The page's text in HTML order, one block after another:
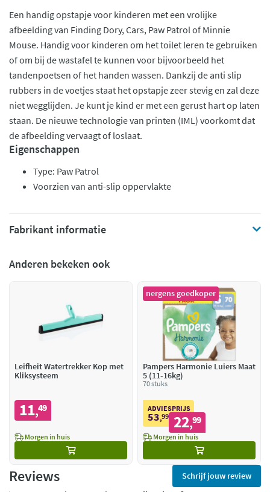
Een handig opstapje voor kinderen met een vrolijke
afbeelding van Finding Dory, Cars, Paw Patrol of Minnie
Mouse. Handig voor kinderen om het toilet leren te gebruiken
of om bij de wastafel te kunnen voor bijvoorbeeld het
tandenpoetsen of het handen wassen. Dankzij de anti slip
rubbers in de voetjes staat het opstapje zeer stevig en zal deze
niet wegglijden. Je kunt je kind er met een gerust hart op laten
staan. De nieuwe technologie van printen (IML) voorkomt dat
de afbeelding vervaagt of loslaat.
Eigenschappen
Type: Paw Patrol
Voorzien van anti-slip oppervlakte
Fabrikant informatie
Anderen bekeken ook
Leifheit Watertrekker Kop met
Kliksysteem
11,49
Morgen in huis
nergens goedkoper
Pampers Harmonie Luiers Maat
5 (11-16kg)
70 stuks
ADVIESPRIJS
53,99 22,99
Morgen in huis
Reviews Schrijf jouw review